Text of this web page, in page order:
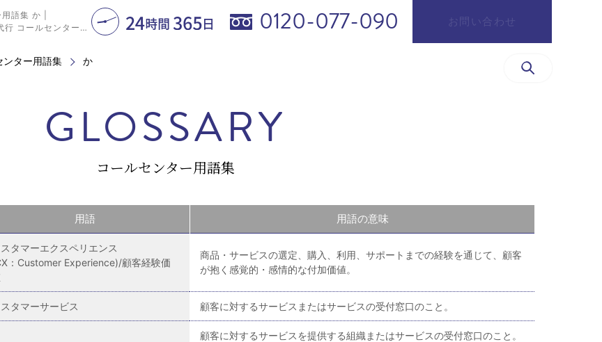
語集 か |
ールセンターサービス
0120-077-090 お問い合わせ
ンター用語集 か
GLOSSARY
コールセンター用語集
用語 用語の意味
タマーエクスペリエンス
：Customer Experience)/顧客経験価
商品・サービスの選定、購入、利用、サポートまでの経験を通じて、顧客
が抱く感覚的・感情的な付加価値。
タマーサービス 顧客に対するサービスまたはサービスの受付窓口のこと。
顧客に対するサービスを提供する組織またはサービスの受付窓口のこと。